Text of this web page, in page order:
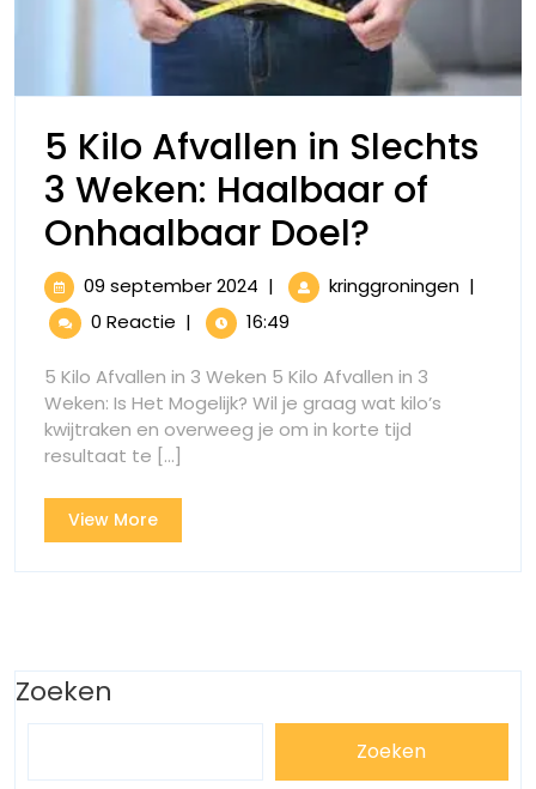
5 Kilo Afvallen in Slechts
3 Weken: Haalbaar of
Onhaalbaar Doel?
Kilo
in
Slechts
3
of
Doel?
09 september 2024 09
september
2024
| kringgroningen5 |
0 Reactie | 16:49
5 Kilo Afvallen in 3 Weken 5 Kilo Afvallen in 3
Weken: Is Het Mogelijk? Wil je graag wat kilo’s
kwijtraken en overweeg je om in korte tijd
resultaat te [...]
View MoreView
More
Zoeken
Zoeken